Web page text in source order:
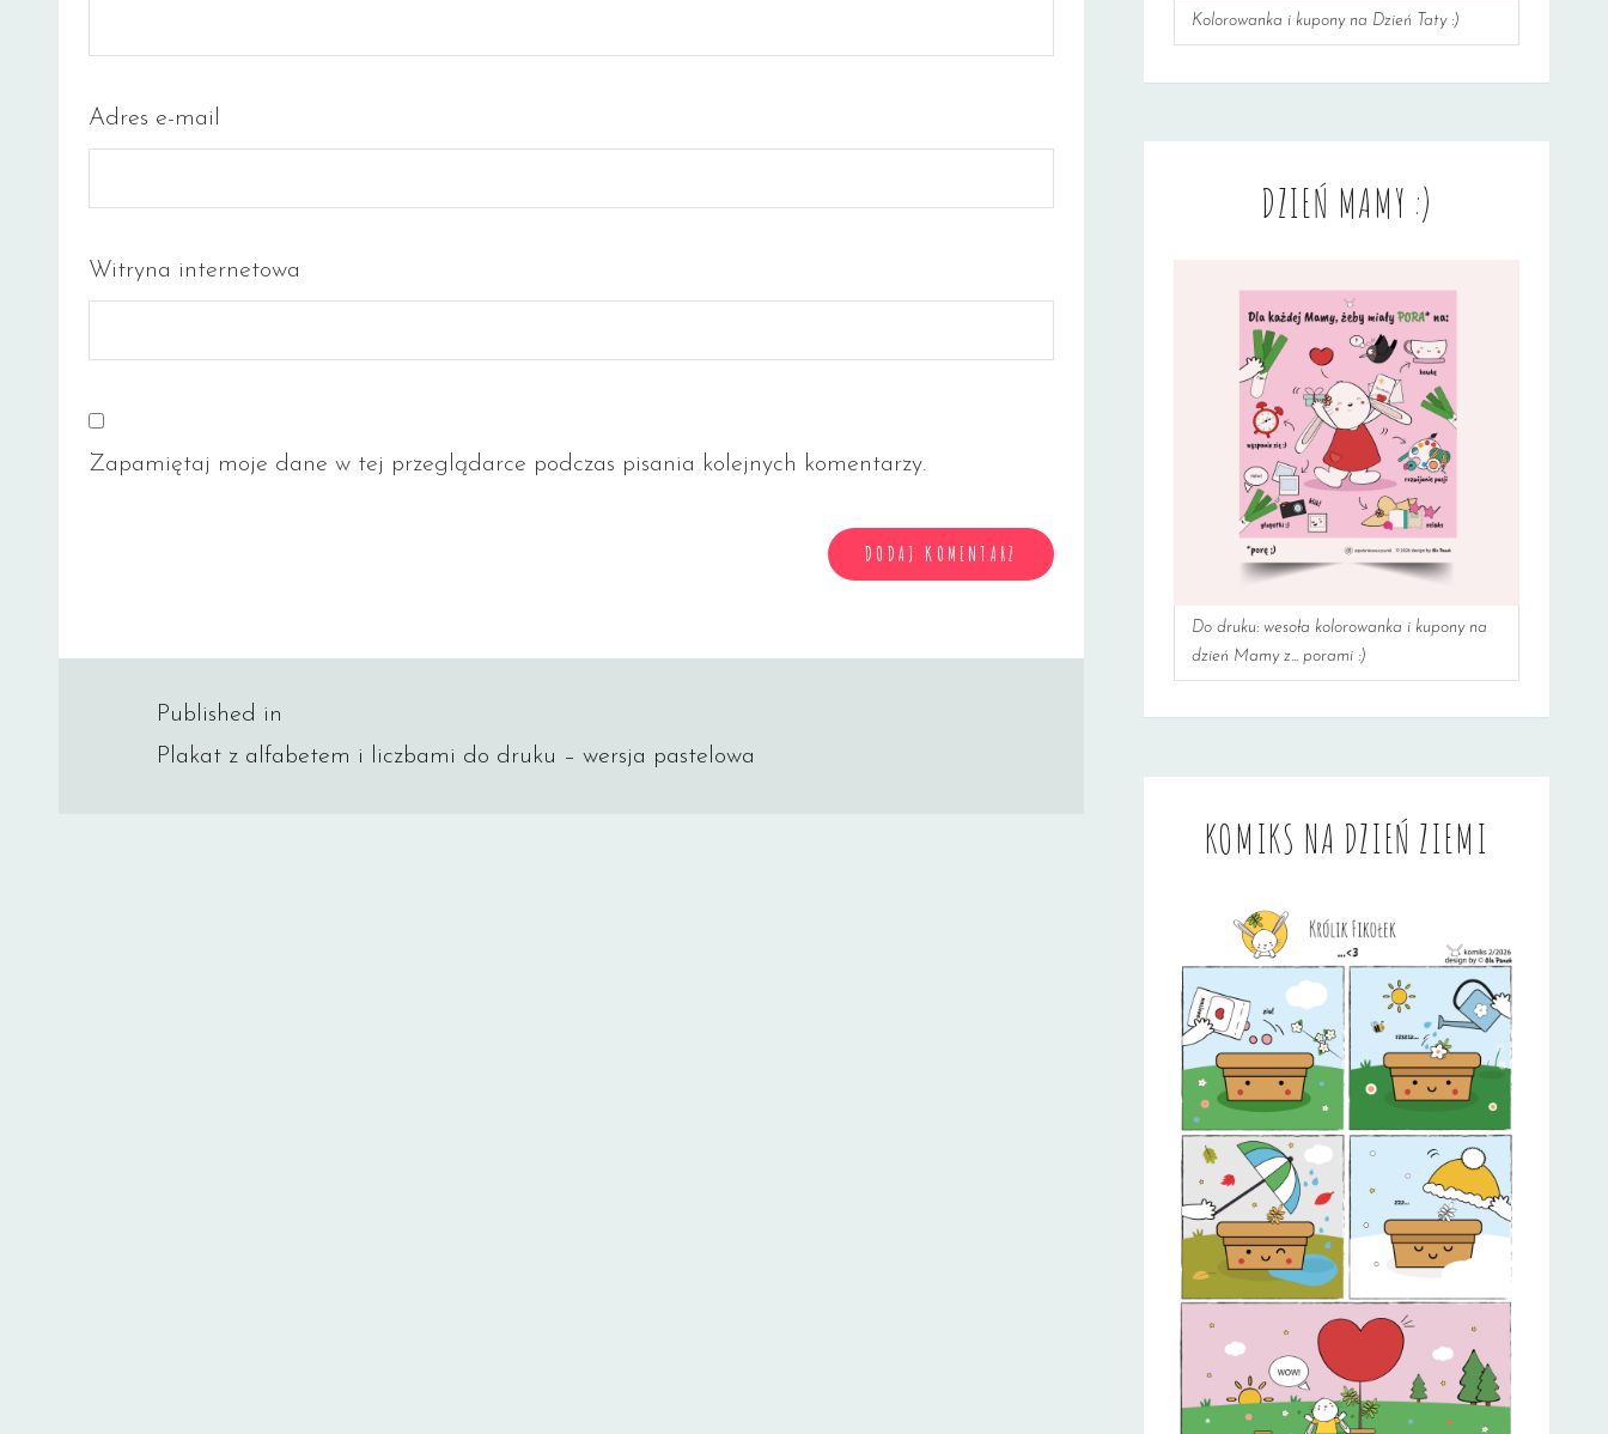
Adres e-mail
Witryna internetowa
Zapamiętaj moje dane w tej przeglądarce podczas pisania kolejnych komentarzy.
Nawigacja
wpisu
Published in
Plakat z alfabetem i liczbami do druku – wersja pastelowa
Kolorowanka i kupony na Dzień Taty :)
DZIEŃ MAMY :)
Do druku: wesoła kolorowanka i kupony na
dzień Mamy z... porami :)
KOMIKS NA DZIEŃ ZIEMI